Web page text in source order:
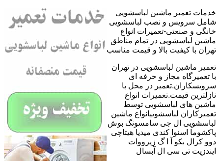
خدمات تعمیر ماشین لباسشویی
شامل سرویس و نصب لباسشویی
خانگی و صنعتی-تعمیرات انواع
ماشین لباسشویی در تمام مناطق
تهران با کیفیت بالا و قیمت مناسب
تعمیر ماشین لباسشویی در تهران
با تعمیرگاه مجاز و حرفه ای
سرویسکاران.تعمیر در محل با
نازلترین قیمت.تعمیرات انواع
ماشین های لباسشویی توسط
تعمیرکاران لباسشوییانواع ماشین
لباسشویی ال جی سامسونگ بوش
پاکشوما اسنوا کندی میدیا هیتاچی
دوو کرال بکو آ ا گ زیرووات
ایندزیت تی سی ال آبسال